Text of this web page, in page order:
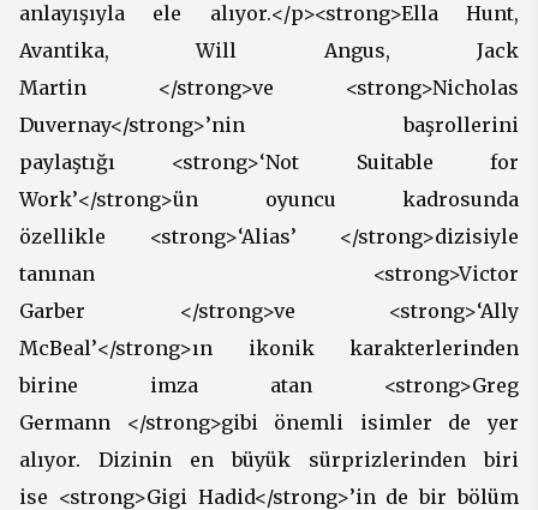
anlayışıyla ele alıyor.</p><strong>Ella Hunt,
Avantika, Will Angus, Jack
Martin </strong>ve <strong>Nicholas
Duvernay</strong>’nin başrollerini
paylaştığı <strong>‘Not Suitable for
Work’</strong>ün oyuncu kadrosunda
özellikle <strong>‘Alias’ </strong>dizisiyle
tanınan <strong>Victor
Garber </strong>ve <strong>‘Ally
McBeal’</strong>ın ikonik karakterlerinden
birine imza atan <strong>Greg
Germann </strong>gibi önemli isimler de yer
alıyor. Dizinin en büyük sürprizlerinden biri
ise <strong>Gigi Hadid</strong>’in de bir bölüm